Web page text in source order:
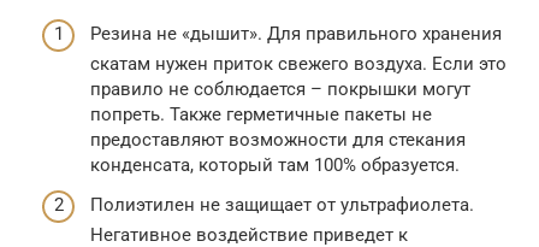
Резина не «дышит». Для правильного хранения
скатам нужен приток свежего воздуха. Если это
правило не соблюдается – покрышки могут
попреть. Также герметичные пакеты не
предоставляют возможности для стекания
конденсата, который там 100% образуется.
Полиэтилен не защищает от ультрафиолета.
Негативное воздействие приведет к